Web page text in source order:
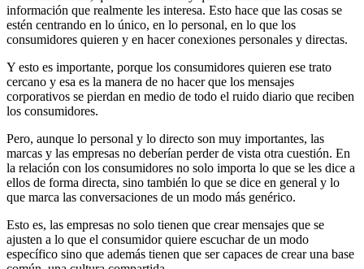
información que realmente les interesa. Esto hace que las cosas se
estén centrando en lo único, en lo personal, en lo que los
consumidores quieren y en hacer conexiones personales y directas.
Y esto es importante, porque los consumidores quieren ese trato
cercano y esa es la manera de no hacer que los mensajes
corporativos se pierdan en medio de todo el ruido diario que reciben
los consumidores.
Pero, aunque lo personal y lo directo son muy importantes, las
marcas y las empresas no deberían perder de vista otra cuestión. En
la relación con los consumidores no solo importa lo que se les dice a
ellos de forma directa, sino también lo que se dice en general y lo
que marca las conversaciones de un modo más genérico.
Esto es, las empresas no solo tienen que crear mensajes que se
ajusten a lo que el consumidor quiere escuchar de un modo
específico sino que además tienen que ser capaces de crear una base